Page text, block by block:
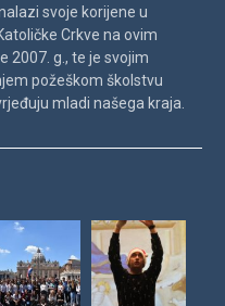
svoje korijene u
Crkve na ovim
2007. g., te je svojim
požeškom školstvu
mladi našega kraja.